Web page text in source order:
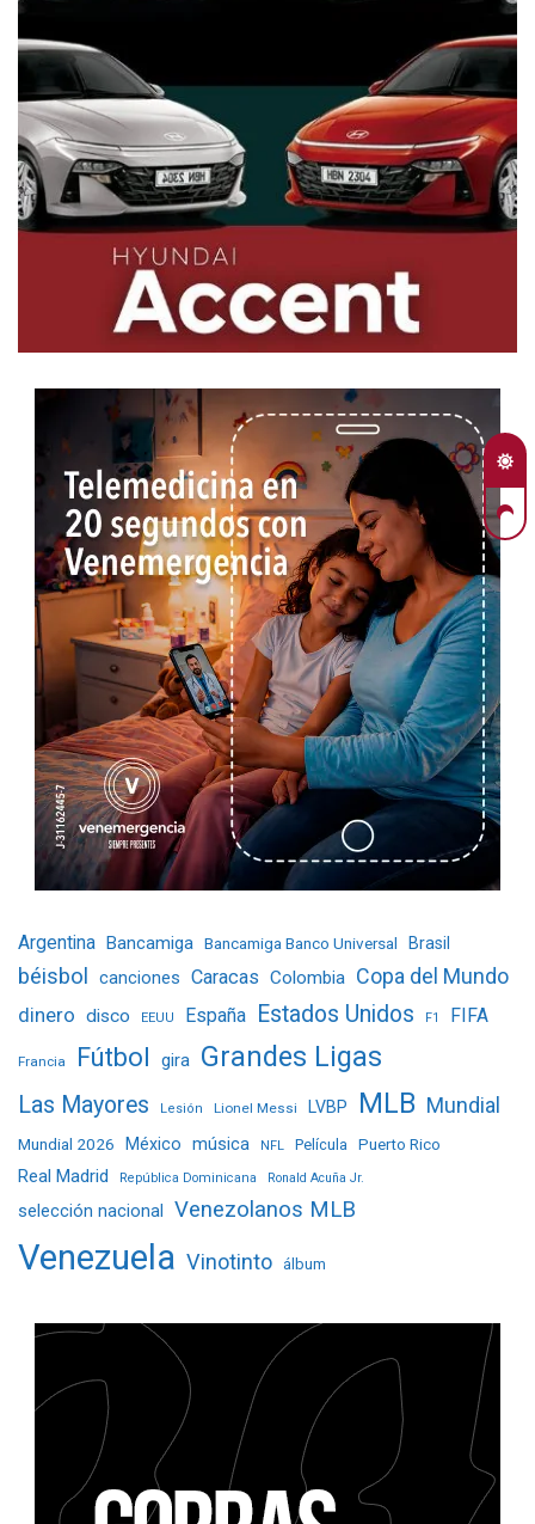
Argentina Bancamiga Bancamiga Banco Universal Brasil
béisbol canciones Caracas Colombia Copa del Mundo
dinero disco EEUU España Estados Unidos F1 FIFA
Francia Fútbol gira Grandes Ligas
Las Mayores Lesión Lionel Messi LVBP MLB Mundial
Mundial 2026 México música NFL Película Puerto Rico
Real Madrid República Dominicana Ronald Acuña Jr.
selección nacional Venezolanos MLB
Venezuela Vinotinto álbum